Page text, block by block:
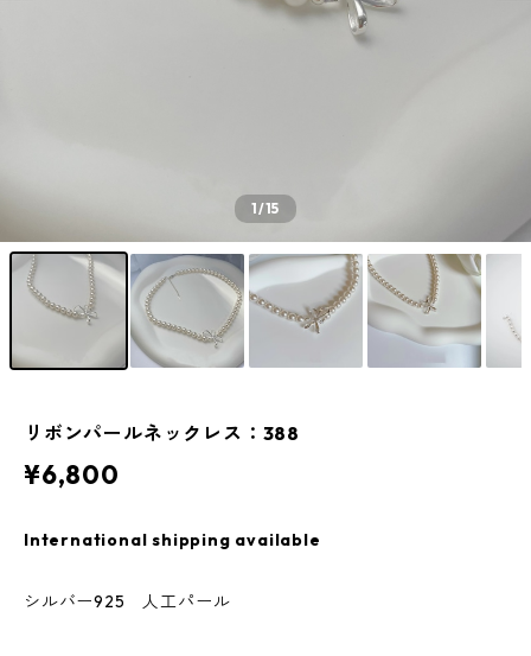
1/15
リボンパールネックレス：388
¥6,800
International shipping available
シルバー925 人工パール